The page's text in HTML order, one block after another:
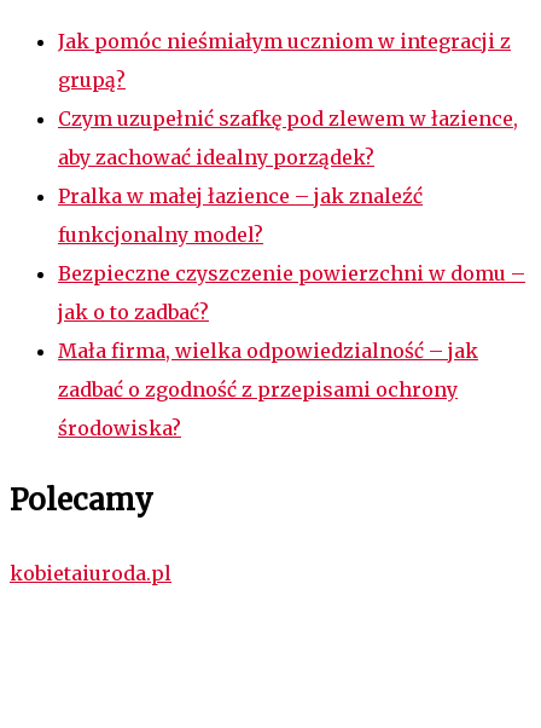
Jak pomóc nieśmiałym uczniom w integracji z
grupą?
Czym uzupełnić szafkę pod zlewem w łazience,
aby zachować idealny porządek?
Pralka w małej łazience – jak znaleźć
funkcjonalny model?
Bezpieczne czyszczenie powierzchni w domu –
jak o to zadbać?
Mała firma, wielka odpowiedzialność – jak
zadbać o zgodność z przepisami ochrony
środowiska?
Polecamy
kobietaiuroda.pl